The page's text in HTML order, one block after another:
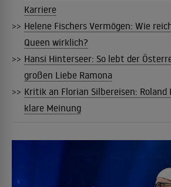
Karriere
>> Helene Fischers Vermögen: Wie
Queen wirklich?
>> Hansi Hinterseer: So lebt der
großen Liebe Ramona
>> Kritik an Florian Silbereisen: Roland
klare Meinung